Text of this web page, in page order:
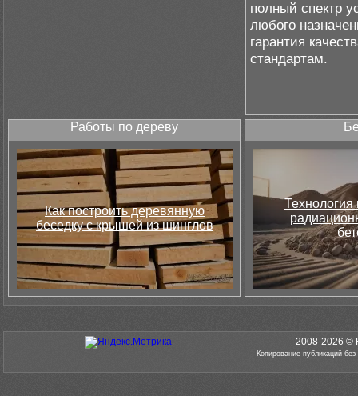
полный спектр
любого
гарантия
стандартам.
Работы по дереву
Как построить деревянную
беседку с крышей из шинглов
Технология
2008-2026 ©
Копирование публикаций